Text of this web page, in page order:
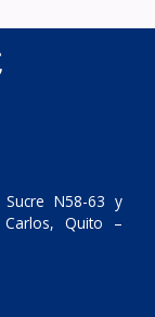
N58-63 y
Quito –